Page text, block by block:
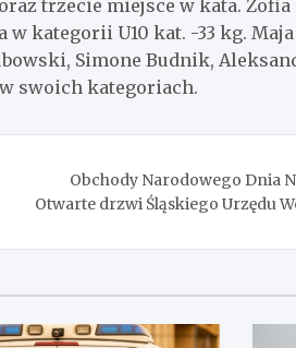
trzecie miejsce w kata. Zofia
kategorii U10 kat. -33 kg.
Simone Budnik,
swoich kategoriach.
Obchody Narodowego Dnia
Otwarte drzwi Śląskiego Urzędu